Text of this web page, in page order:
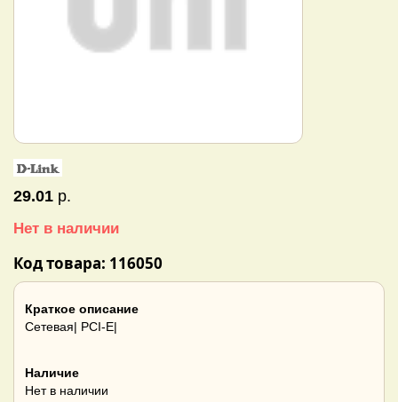
29.01 р.
Нет в наличии
Код товара: 116050
Краткое описание
Сетевая| PCI-E|
Наличие
Нет в наличии